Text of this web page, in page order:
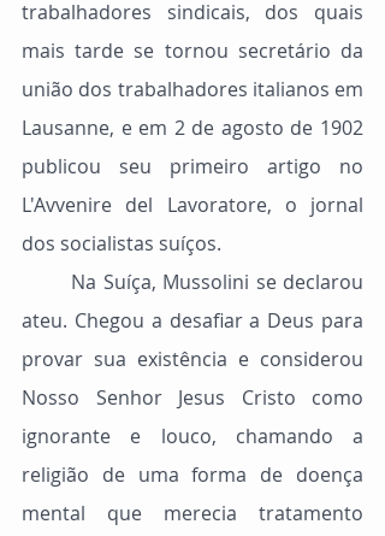
trabalhadores sindicais, dos quais
mais tarde se tornou secretário da
união dos trabalhadores italianos em
Lausanne, e em 2 de agosto de 1902
publicou seu primeiro artigo no
L'Avvenire del Lavoratore, o jornal
dos socialistas suíços.
ateu. Chegou a desafiar a Deus para
provar sua existência e considerou
Nosso Senhor Jesus Cristo como
ignorante e louco, chamando a
religião de uma forma de doença
mental que merecia tratamento